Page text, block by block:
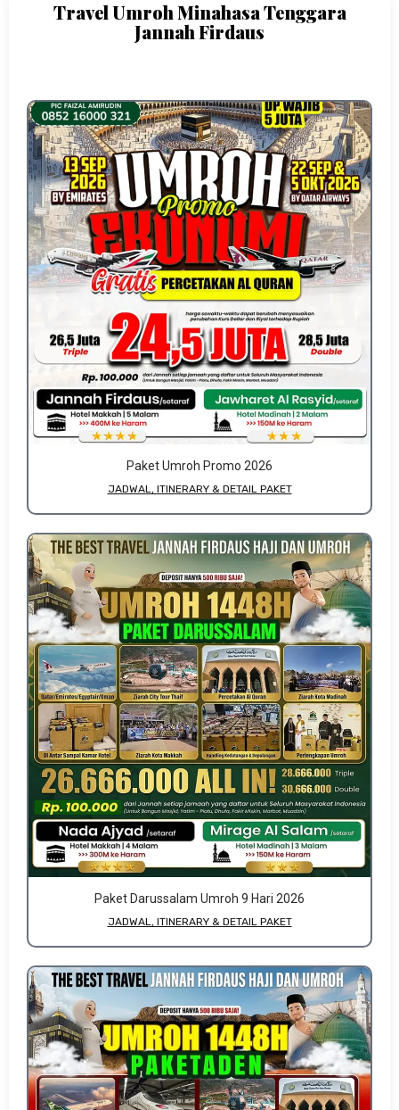
Travel Umroh Minahasa Tenggara
Jannah Firdaus
Paket Umroh Promo 2026
JADWAL, ITINERARY & DETAIL PAKET
Paket Darussalam Umroh 9 Hari 2026
JADWAL, ITINERARY & DETAIL PAKET